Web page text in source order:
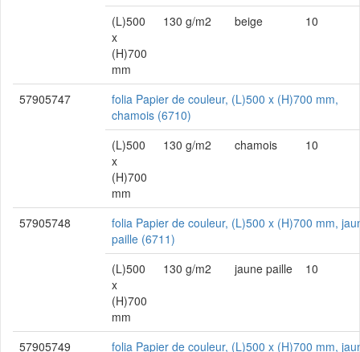
(L)500
x
(H)700
mm
130 g/m2 beige 10
57905747
folia Papier de couleur, (L)500 x (H)700 mm,
chamois (6710)
(L)500
x
(H)700
mm
130 g/m2 chamois 10
57905748
folia Papier de couleur, (L)500 x (H)700 mm,
paille (6711)
(L)500
x
(H)700
mm
130 g/m2 jaune paille 10
57905749 folia Papier de couleur, (L)500 x (H)700 mm,